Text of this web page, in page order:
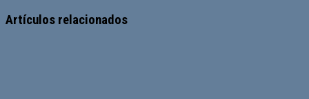
Artículos relacionados